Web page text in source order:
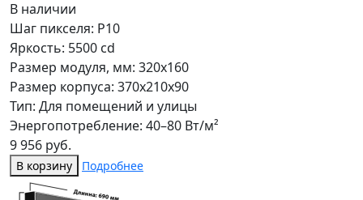
В наличии
Шаг пикселя: P10
Яркость: 5500 cd
Размер модуля, мм: 320x160
Размер корпуса: 370x210x90
Тип: Для помещений и улицы
Энергопотребление: 40–80 Вт/м²
9 956 руб.
В корзину Подробнее